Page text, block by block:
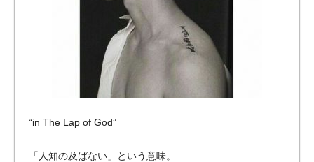
“in The Lap of God”
「人知の及ばない」という意味。